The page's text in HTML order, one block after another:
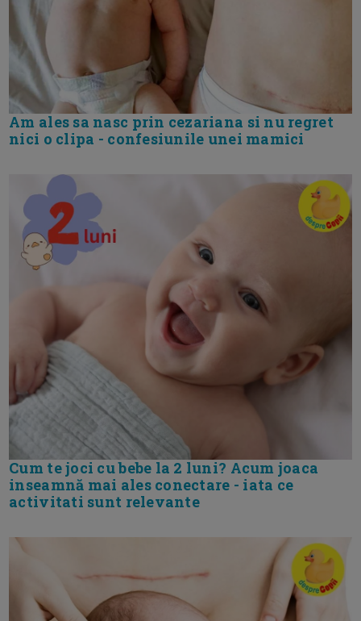
Am ales sa nasc prin cezariana si nu regret
nici o clipa - confesiunile unei mamici
Cum te joci cu bebe la 2 luni? Acum joaca
inseamnă mai ales conectare - iata ce
activitati sunt relevante